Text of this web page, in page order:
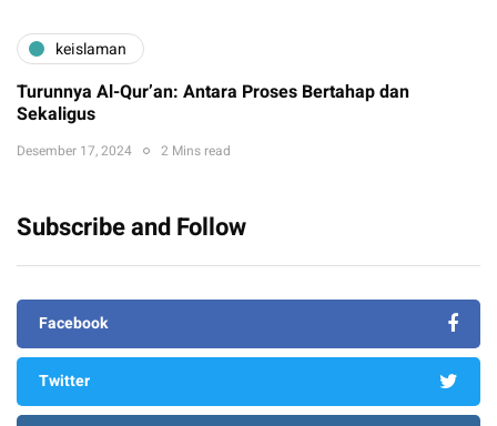
keislaman
Turunnya Al-Qur’an: Antara Proses Bertahap dan
Sekaligus
Desember 17, 2024 2 Mins read
Subscribe and Follow
Facebook
Twitter